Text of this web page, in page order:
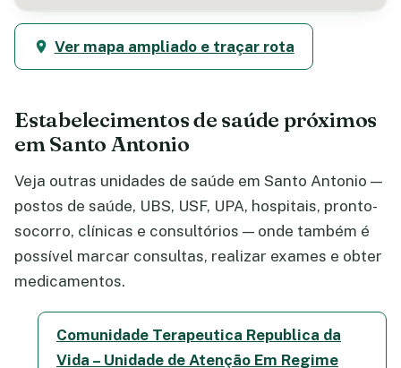
Ver mapa ampliado e traçar rota
Estabelecimentos de saúde próximos
em Santo Antonio
Veja outras unidades de saúde em Santo Antonio —
postos de saúde, UBS, USF, UPA, hospitais, pronto-
socorro, clínicas e consultórios — onde também é
possível marcar consultas, realizar exames e obter
medicamentos.
Comunidade Terapeutica Republica da
Vida – Unidade de Atenção Em Regime